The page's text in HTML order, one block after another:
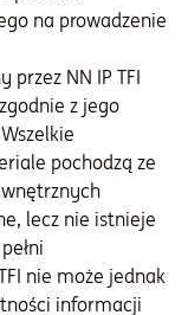
na prowadzenie
przez NN IP TFI
z jego
pochodzą ze
lecz nie istnieje
nie może jednak
informacji